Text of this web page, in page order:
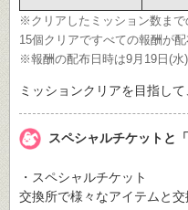
※クリアしたミッション数ま
15個クリアですべての報酬が配
※報酬の配布日時は9月19日(水
ミッションクリアを目指し
スペシャルチケットと
・スペシャルチケット
交換所で様々なアイテムと交